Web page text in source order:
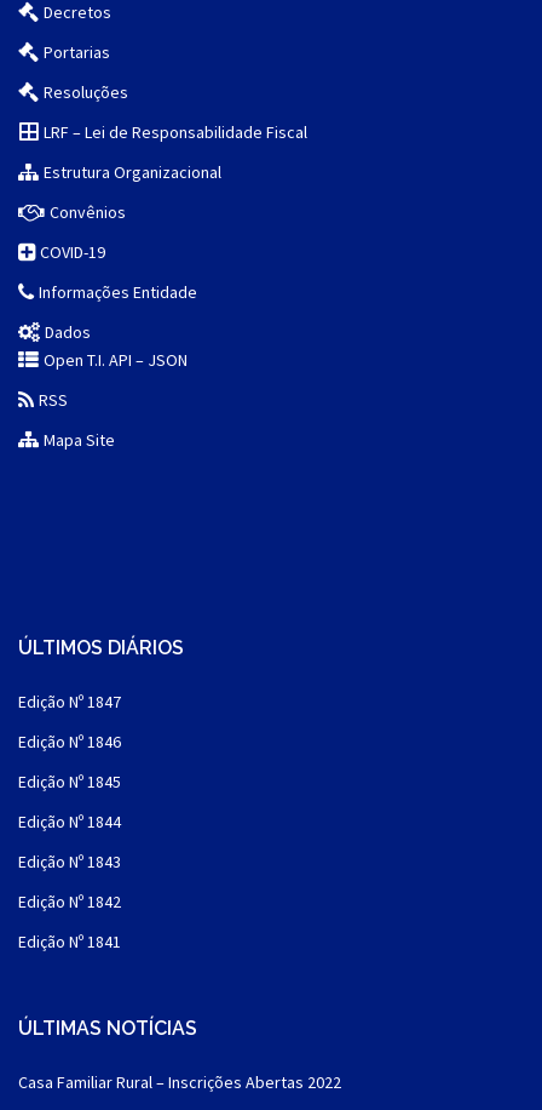
Decretos
Portarias
Resoluções
LRF – Lei de Responsabilidade Fiscal
Estrutura Organizacional
Convênios
COVID-19
Informações Entidade
Dados
Open T.I. API – JSON
RSS
Mapa Site
ÚLTIMOS DIÁRIOS
Edição Nº 1847
Edição Nº 1846
Edição Nº 1845
Edição Nº 1844
Edição Nº 1843
Edição Nº 1842
Edição Nº 1841
ÚLTIMAS NOTÍCIAS
Casa Familiar Rural – Inscrições Abertas 2022